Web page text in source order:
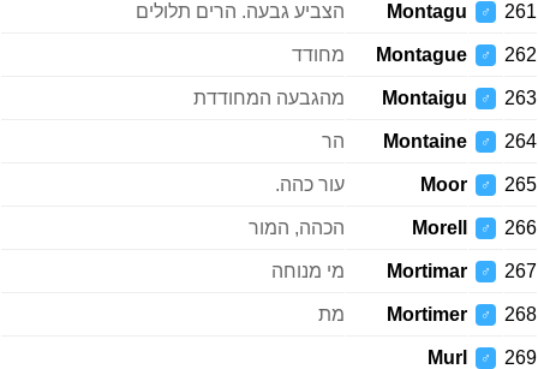
261
♂
Montagu הצביע גבעה. הרים תלולים
262
♂
Montague מחודד
263
♂
Montaigu מהגבעה המחודדת
264
♂
Montaine הר
265
♂
Moor עור כהה.
266
♂
Morell הכהה, המור
267
♂
Mortimar מי מנוחה
268
♂
Mortimer מת
269
♂
Murl